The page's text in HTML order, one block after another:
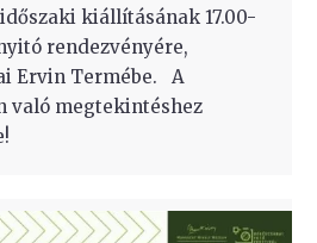
kiállításának 17.00-
rendezvényére,
Ervin Termébe. A
való megtekintéshez